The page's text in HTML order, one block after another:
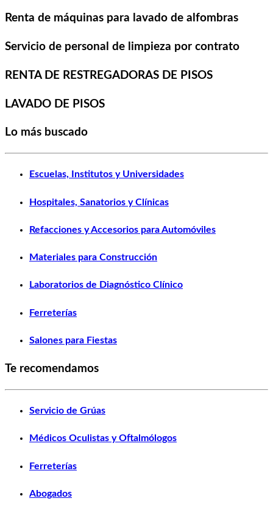
Renta de máquinas para lavado de alfombras
Servicio de personal de limpieza por contrato
RENTA DE RESTREGADORAS DE PISOS
LAVADO DE PISOS
Lo más buscado
Escuelas, Institutos y Universidades
Hospitales, Sanatorios y Clínicas
Refacciones y Accesorios para Automóviles
Materiales para Construcción
Laboratorios de Diagnóstico Clínico
Ferreterías
Salones para Fiestas
Te recomendamos
Servicio de Grúas
Médicos Oculistas y Oftalmólogos
Ferreterías
Abogados